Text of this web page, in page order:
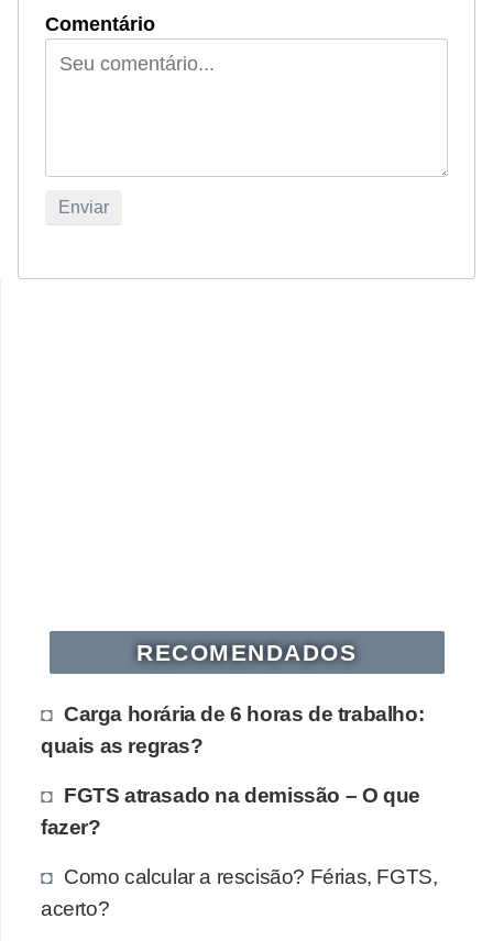
Comentário
RECOMENDADOS
Carga horária de 6 horas de trabalho:
quais as regras?
FGTS atrasado na demissão – O que
fazer?
Como calcular a rescisão? Férias, FGTS,
acerto?